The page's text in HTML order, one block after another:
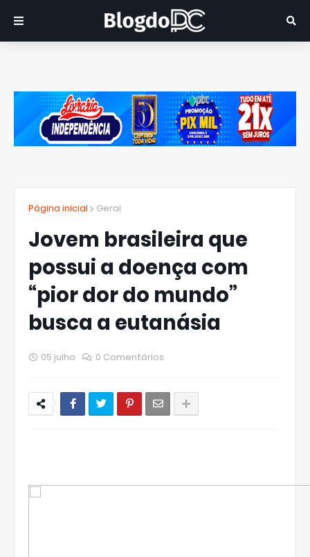
Página inicial Geral
Jovem brasileira que
possui a doença com
“pior dor do mundo”
busca a eutanásia
05 julho 0 Comentários